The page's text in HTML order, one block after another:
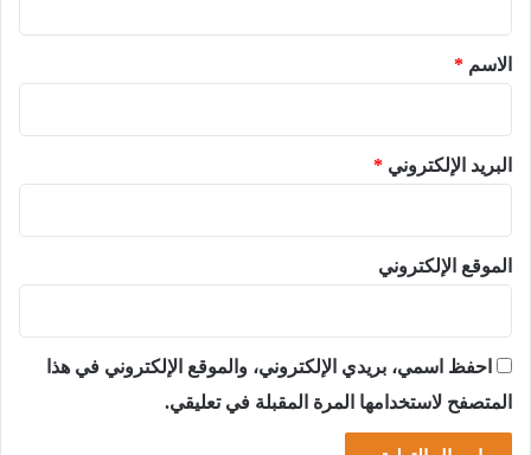
*الاسم *
البريد الإلكتروني *
الموقع الإلكتروني
احفظ اسمي، بريدي الإلكتروني، والموقع الإلكتروني في هذا
المتصفح لاستخدامها المرة المقبلة في تعليقي.